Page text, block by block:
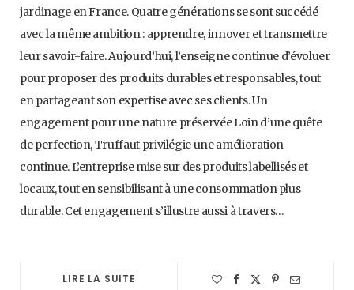
jardinage en France. Quatre générations se sont succédé
avec la même ambition : apprendre, innover et transmettre
leur savoir-faire. Aujourd’hui, l’enseigne continue d’évoluer
pour proposer des produits durables et responsables, tout
en partageant son expertise avec ses clients. Un
engagement pour une nature préservée Loin d’une quête
de perfection, Truffaut privilégie une amélioration
continue. L’entreprise mise sur des produits labellisés et
locaux, tout en sensibilisant à une consommation plus
durable. Cet engagement s’illustre aussi à travers…
LIRE LA SUITE